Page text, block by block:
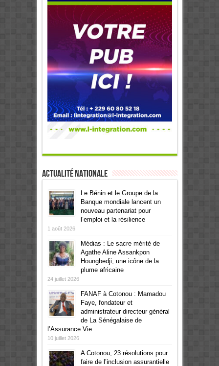
Actualité Nationale
Le Bénin et le Groupe de la
Banque mondiale lancent un
nouveau partenariat pour
l’emploi et la résilience
1 août 2026
Médias : Le sacre mérité de
Agathe Aline Assankpon
Houngbedji, une icône de la
plume africaine
24 juillet 2026
FANAF à Cotonou : Mamadou
Faye, fondateur et
administrateur directeur général
de La Sénégalaise de
l’Assurance Vie
10 juillet 2026
A Cotonou, 23 résolutions pour
faire de l’inclusion assurantielle